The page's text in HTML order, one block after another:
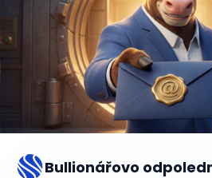
Bullionářovo